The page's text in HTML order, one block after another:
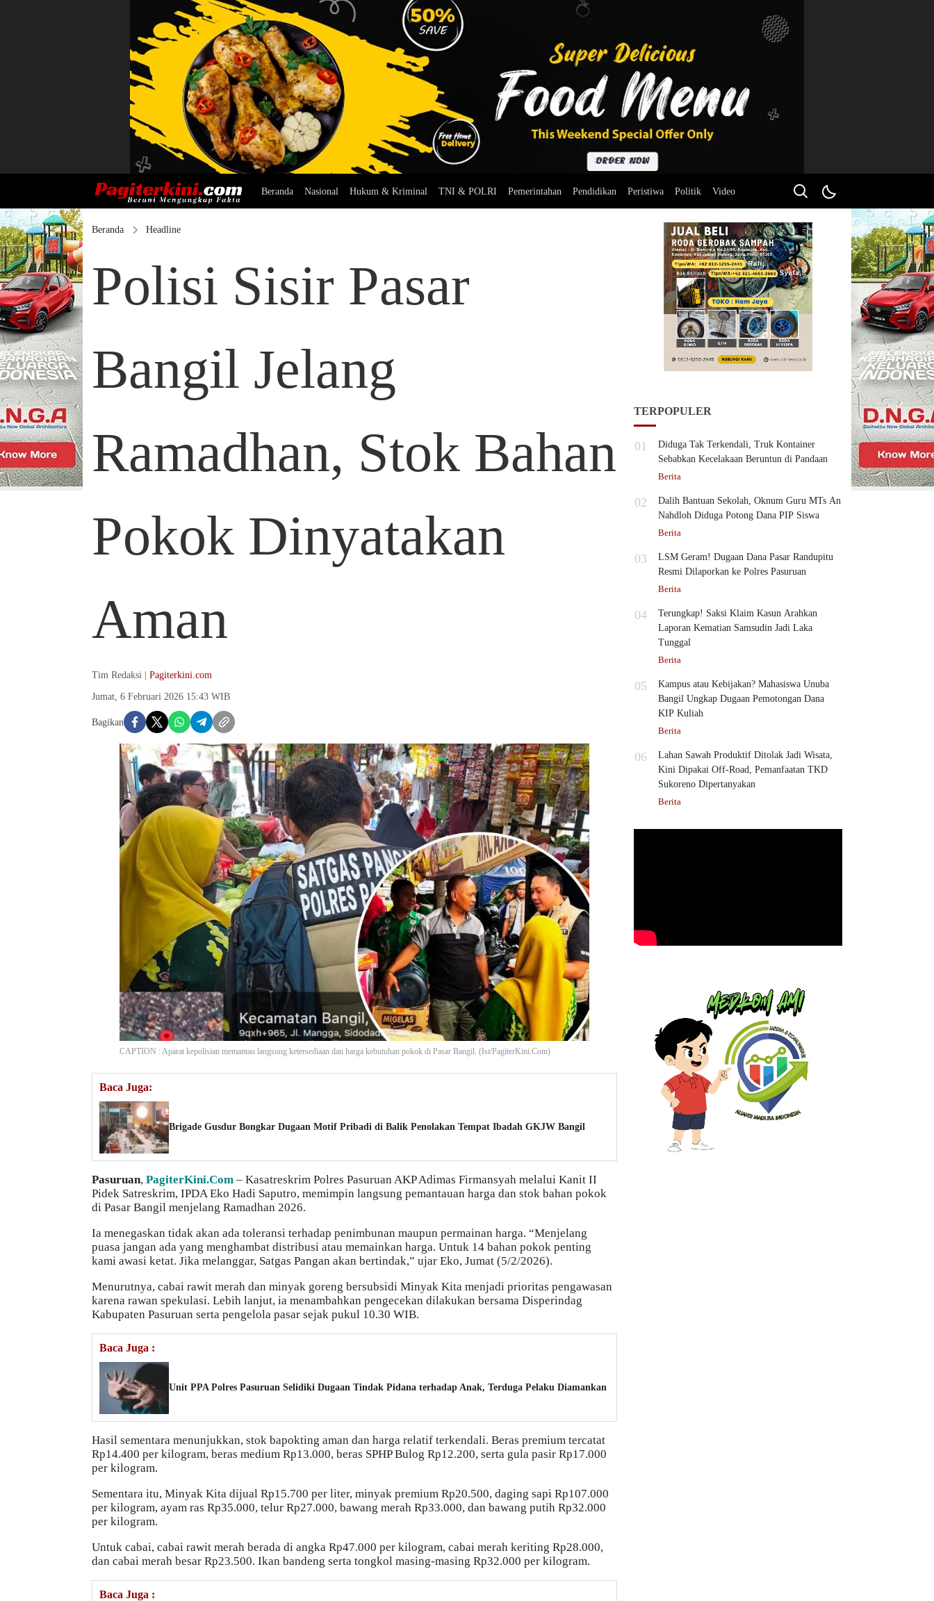
Beranda Nasional Hukum & Kriminal TNI & POLRI Pemerintahan Pendidikan Peristiwa Politik Video
Beranda Headline
Polisi Sisir Pasar
Bangil Jelang
Ramadhan, Stok Bahan
Pokok Dinyatakan
Aman
Tim Redaksi | Pagiterkini.com
Jumat, 6 Februari 2026 15:43 WIB
Bagikan
CAPTION : Aparat kepolisian memantau langsung ketersediaan dan harga kebutuhan pokok di Pasar Bangil. (Ist/PagiterKini.Com)
Baca Juga:
Brigade Gusdur Bongkar Dugaan Motif Pribadi di Balik Penolakan Tempat Ibadah GKJW Bangil
Pasuruan, PagiterKini.Com – Kasatreskrim Polres Pasuruan AKP Adimas Firmansyah melalui Kanit II
Pidek Satreskrim, IPDA Eko Hadi Saputro, memimpin langsung pemantauan harga dan stok bahan pokok
di Pasar Bangil menjelang Ramadhan 2026.
Ia menegaskan tidak akan ada toleransi terhadap penimbunan maupun permainan harga. “Menjelang
puasa jangan ada yang menghambat distribusi atau memainkan harga. Untuk 14 bahan pokok penting
kami awasi ketat. Jika melanggar, Satgas Pangan akan bertindak,” ujar Eko, Jumat (5/2/2026).
Menurutnya, cabai rawit merah dan minyak goreng bersubsidi Minyak Kita menjadi prioritas pengawasan
karena rawan spekulasi. Lebih lanjut, ia menambahkan pengecekan dilakukan bersama Disperindag
Kabupaten Pasuruan serta pengelola pasar sejak pukul 10.30 WIB.
Baca Juga :
Unit PPA Polres Pasuruan Selidiki Dugaan Tindak Pidana terhadap Anak, Terduga Pelaku Diamankan
Hasil sementara menunjukkan, stok bapokting aman dan harga relatif terkendali. Beras premium tercatat
Rp14.400 per kilogram, beras medium Rp13.000, beras SPHP Bulog Rp12.200, serta gula pasir Rp17.000
per kilogram.
Sementara itu, Minyak Kita dijual Rp15.700 per liter, minyak premium Rp20.500, daging sapi Rp107.000
per kilogram, ayam ras Rp35.000, telur Rp27.000, bawang merah Rp33.000, dan bawang putih Rp32.000
per kilogram.
Untuk cabai, cabai rawit merah berada di angka Rp47.000 per kilogram, cabai merah keriting Rp28.000,
dan cabai merah besar Rp23.500. Ikan bandeng serta tongkol masing-masing Rp32.000 per kilogram.
Baca Juga :
TERPOPULER
01
Diduga Tak Terkendali, Truk Kontainer
Sebabkan Kecelakaan Beruntun di Pandaan
Berita
02
Dalih Bantuan Sekolah, Oknum Guru MTs An
Nahdloh Diduga Potong Dana PIP Siswa
Berita
03
LSM Geram! Dugaan Dana Pasar Randupitu
Resmi Dilaporkan ke Polres Pasuruan
Berita
04
Terungkap! Saksi Klaim Kasun Arahkan
Laporan Kematian Samsudin Jadi Laka
Tunggal
Berita
05
Kampus atau Kebijakan? Mahasiswa Unuba
Bangil Ungkap Dugaan Pemotongan Dana
KIP Kuliah
Berita
06
Lahan Sawah Produktif Ditolak Jadi Wisata,
Kini Dipakai Off-Road, Pemanfaatan TKD
Sukoreno Dipertanyakan
Berita